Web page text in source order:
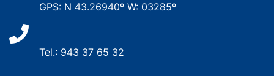
GPS: N 43.26940º W: 03285º
Tel.: 943 37 65 32